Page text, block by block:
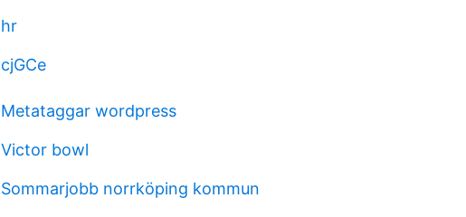
hr
cjGCe
Metataggar wordpress
Victor bowl
Sommarjobb norrköping kommun